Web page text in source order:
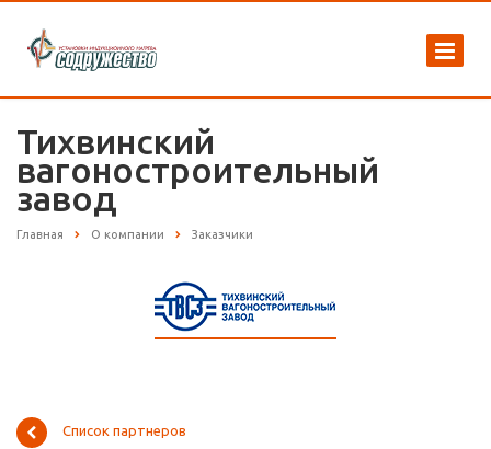
Тихвинский
вагоностроительный
завод
Главная О компании Заказчики
Список партнеров